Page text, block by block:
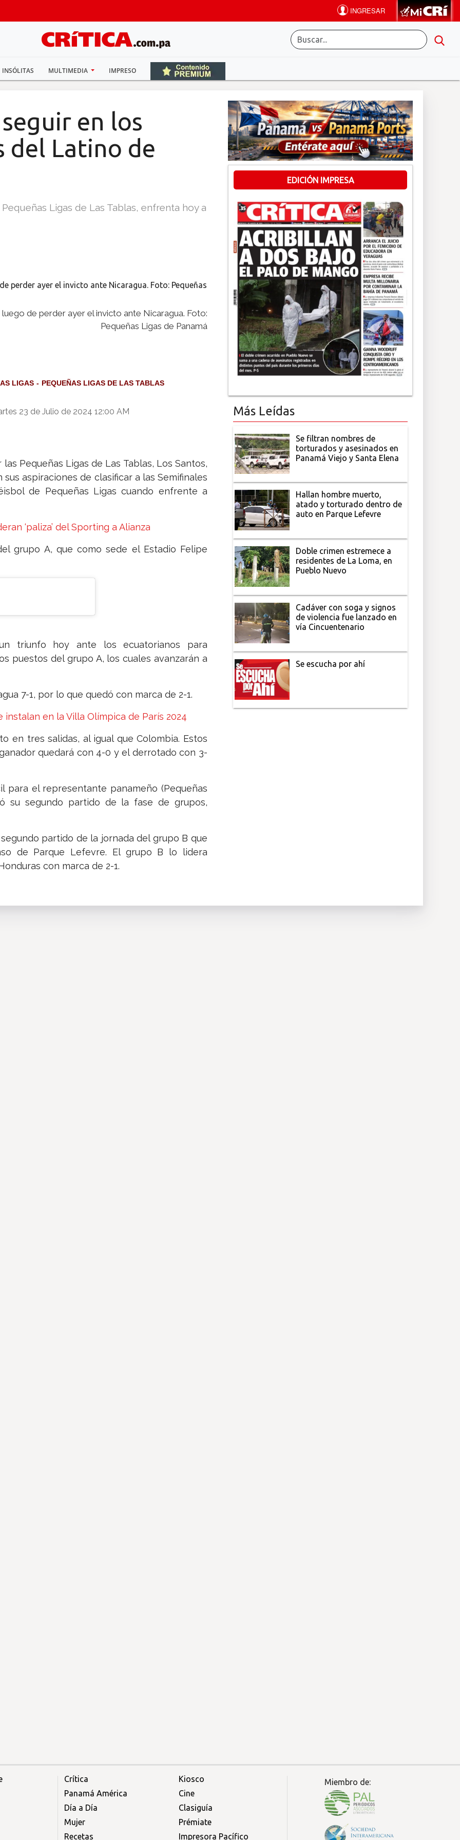
INSÓLITAS MULTIMEDIA IMPRESO
en los
del Latino de
Ligas de Las Tablas, enfrenta hoy a
de perder ayer el invicto ante Nicaragua. Foto:
Pequeñas Ligas de Panamá
LIGAS
PEQUEÑAS LIGAS DE LAS TABLAS
23 de Julio de 2024 12:00 AM
Pequeñas Ligas de Las Tablas, Los Santos,
aspiraciones de clasificar a las Semifinales
de Pequeñas Ligas cuando enfrente a
‘paliza’ del Sporting a Alianza
grupo A, que como sede el Estadio Felipe
(
triunfo hoy ante los ecuatorianos para
puestos del grupo A, los cuales avanzarán a
7-1, por lo que quedó con marca de 2-1.
en la Villa Olímpica de París 2024
en tres salidas, al igual que Colombia. Estos
quedará con 4-0 y el derrotado con 3-
para el representante panameño (Pequeñas
su segundo partido de la fase de grupos,
partido de la jornada del grupo B que
de Parque Lefevre. El grupo B lo lidera
con marca de 2-1.
EDICIÓN IMPRESA
Más Leídas
Se filtran nombres de
torturados y asesinados en
Panamá Viejo y Santa Elena
Hallan hombre muerto,
atado y torturado dentro de
auto en Parque Lefevre
Doble crimen estremece a
residentes de La Loma, en
Pueblo Nuevo
Cadáver con soga y signos
de violencia fue lanzado en
vía Cincuentenario
Se escucha por ahí
Crítica
Panamá América
Día a Día
Mujer
Recetas
Kiosco
Cine
Clasiguía
Prémiate
Impresora Pacífico
Miembro de: